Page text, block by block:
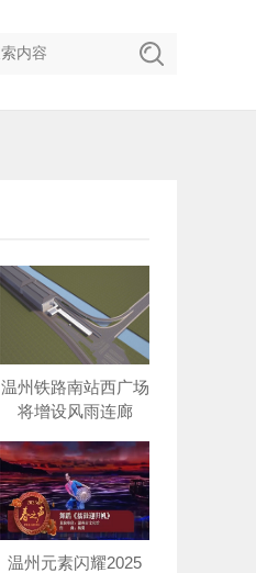
温州铁路南站西广场
将增设风雨连廊
温州元素闪耀2025